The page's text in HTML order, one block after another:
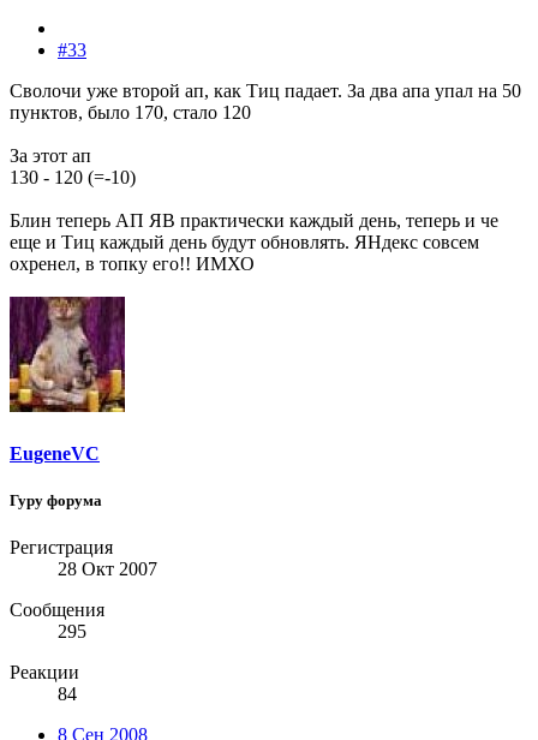
#33
Сволочи уже второй ап, как Тиц падает. За два апа упал на 50
пунктов, было 170, стало 120
За этот ап
130 - 120 (=-10)
Блин теперь АП ЯВ практически каждый день, теперь и че
еще и Тиц каждый день будут обновлять. ЯНдекс совсем
охренел, в топку его!! ИМХО
EugeneVC
Гуру форума
Регистрация
28 Окт 2007
Сообщения
295
Реакции
84
8 Сен 2008